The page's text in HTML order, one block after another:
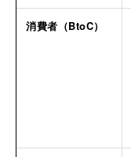
消費者（BtoC）